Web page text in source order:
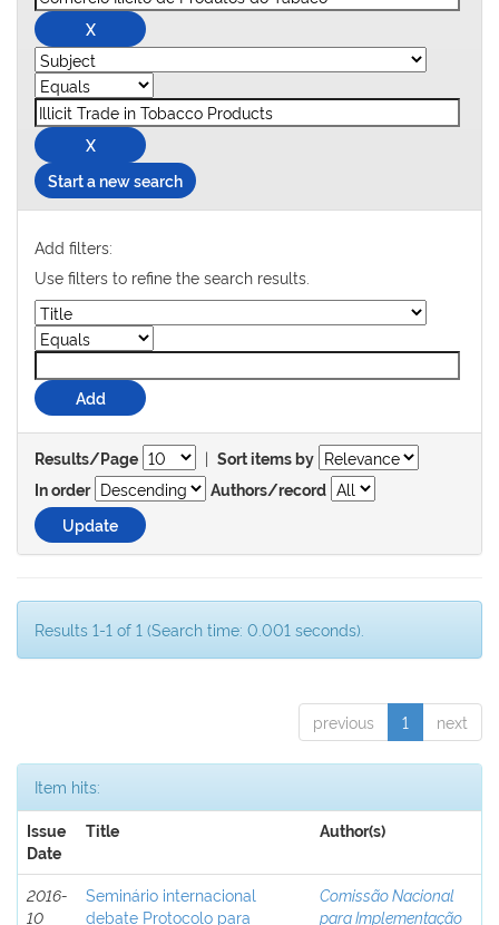
Start a new search
Add filters:
Use filters to refine the search results.
Results/Page | Sort items by
In order
Authors/record
Results 1-1 of 1 (Search time: 0.001 seconds).
previous 1 next
Item hits:
Issue
Date
Title Author(s)
2016-
10
Seminário internacional
debate Protocolo para
Comissão Nacional
para Implementação